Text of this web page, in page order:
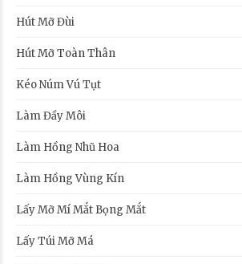
Hút Mỡ Đùi
Hút Mỡ Toàn Thân
Kéo Núm Vú Tụt
Làm Đầy Môi
Làm Hồng Nhũ Hoa
Làm Hồng Vùng Kín
Lấy Mỡ Mí Mắt Bọng Mắt
Lấy Túi Mỡ Má